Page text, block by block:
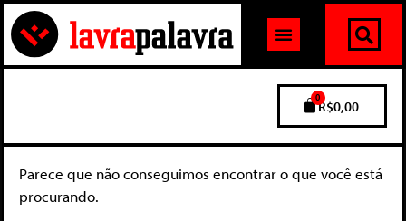
R$0,00
0
Parece que não conseguimos encontrar o que você está
procurando.